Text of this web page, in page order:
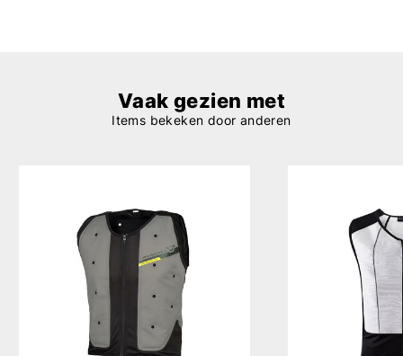
Vaak gezien met
Items bekeken door anderen